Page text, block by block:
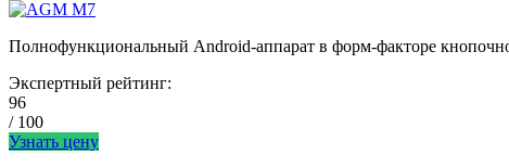
Полнофункциональный Android-аппарат в форм-факторе
Экспертный рейтинг:
96
/ 100
Узнать цену